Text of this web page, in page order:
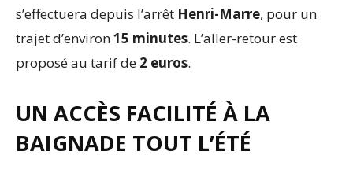
s’effectuera depuis l’arrêt Henri-Marre, pour un
trajet d’environ15 minutes. L’aller-retour est
proposé au tarif de 2 euros.
UN ACCÈS FACILITÉ À LA
BAIGNADE TOUT L’ÉTÉ